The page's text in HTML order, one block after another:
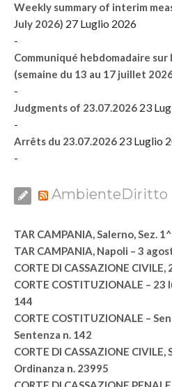
Weekly summary of interim
July 2026) 27 Luglio 2026
-
Communiqué hebdomadaire
(semaine du 13 au 17 juillet
-
Judgments of 23.07.2026 23
-
Arrêts du 23.07.2026 23 Luglio
-
AmbienteDiritto
TAR CAMPANIA, Salerno, Sez.
TAR CAMPANIA, Napoli – 3
CORTE DI CASSAZIONE
CORTE COSTITUZIONALE –
144
CORTE COSTITUZIONALE –
Sentenza n. 142
CORTE DI CASSAZIONE
Ordinanza n. 23995